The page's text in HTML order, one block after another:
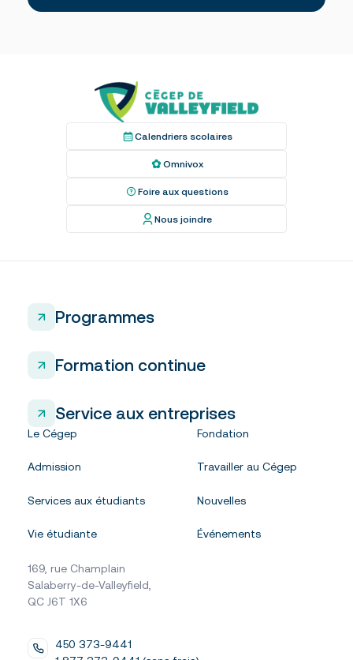
Calendriers scolaires
Omnivox
Foire aux questions
Nous joindre
Programmes
Formation continue
Service aux entreprises
Le Cégep
Admission
Services aux étudiants
Vie étudiante
Fondation
Travailler au Cégep
Nouvelles
Événements
169, rue Champlain
Salaberry-de-Valleyfield,
QC J6T 1X6
450 373-9441